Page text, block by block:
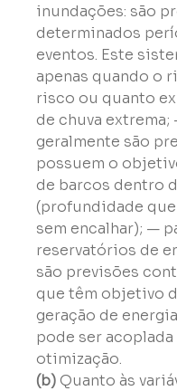
inundações: são
determinados
eventos. Este
apenas quando o
risco ou quanto
de chuva extrema;
geralmente são
possuem o
de barcos dentro
(profundidade
sem encalhar); —
reservatórios de
são previsões
que têm objetivo
geração de
pode ser
otimização.
(b) Quanto às